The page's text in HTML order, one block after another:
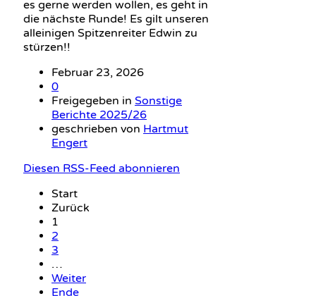
es gerne werden wollen, es geht in
die nächste Runde! Es gilt unseren
alleinigen Spitzenreiter Edwin zu
stürzen!!
Februar 23, 2026
0
Freigegeben in Sonstige
Berichte 2025/26
geschrieben von Hartmut
Engert
Diesen RSS-Feed abonnieren
Start
Zurück
1
2
3
…
Weiter
Ende